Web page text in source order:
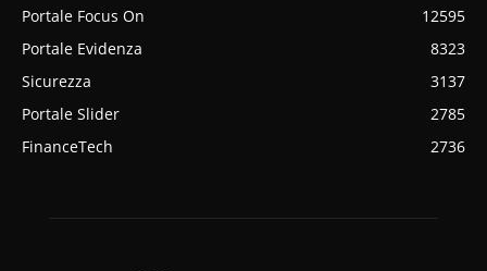
Portale Focus On
12595
Portale Evidenza
8323
Sicurezza
3137
Portale Slider
2785
FinanceTech
2736